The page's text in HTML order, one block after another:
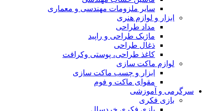
سایر ملزومات مهندسی و معماری
ابزار و لوازم هنری
مداد طراحی
ماژیک طراحی و راپید
ذغال طراحی
کاغذ طراحی، پوستی وکرافت
لوازم ماکت سازی
ابزار و چسب ماکت سازی
مقوای ماکت و فوم
سرگرمی و آموزشی
بازی فکری